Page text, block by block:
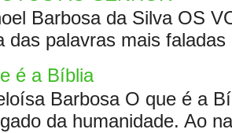
Barbosa da Silva OS
das palavras mais
é a Bíblia
Barbosa O que é a
da humanidade. Ao